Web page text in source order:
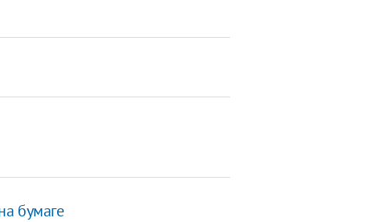
бумаге